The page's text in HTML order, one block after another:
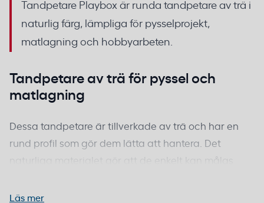
Tandpetare Playbox är runda tandpetare av trä i
naturlig färg, lämpliga för pysselprojekt,
matlagning och hobbyarbeten.
Tandpetare av trä för pyssel och
matlagning
Dessa tandpetare är tillverkade av trä och har en
rund profil som gör dem lätta att hantera. Det
fungerar utmärkt för traditionell användning vid
Läs mer